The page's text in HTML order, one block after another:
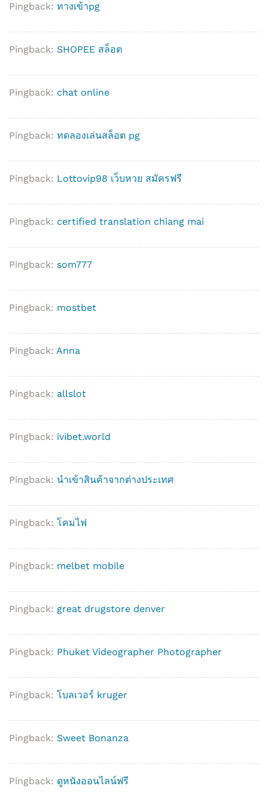
Pingback: ทางเข้าpg
Pingback: SHOPEE สล็อต
Pingback: chat online
Pingback: ทดลองเล่นสล็อต pg
Pingback: Lottovip98 เว็บหวย สมัครฟรี
Pingback: certified translation chiang mai
Pingback: som777
Pingback: mostbet
Pingback: Anna
Pingback: allslot
Pingback: ivibet.world
Pingback: นำเข้าสินค้าจากต่างประเทศ
Pingback: โคมไฟ
Pingback: melbet mobile
Pingback: great drugstore denver
Pingback: Phuket Videographer Photographer
Pingback: โบลเวอร์ kruger
Pingback: Sweet Bonanza
Pingback: ดูหนังออนไลน์ฟรี